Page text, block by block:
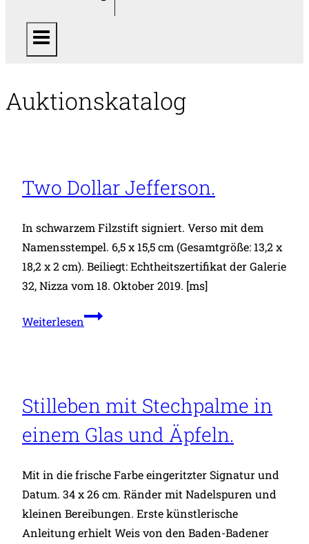
Auktionskatalog
Two Dollar Jefferson.
In schwarzem Filzstift signiert. Verso mit dem
Namensstempel. 6,5 x 15,5 cm (Gesamtgröße: 13,2 x
18,2 x 2 cm). Beiliegt: Echtheitszertifikat der Galerie
32, Nizza vom 18. Oktober 2019. [ms]
WeiterlesenTwo
Stilleben mit Stechpalme in
einem Glas und Äpfeln.
Mit in die frische Farbe eingeritzter Signatur und
Datum. 34 x 26 cm. Ränder mit Nadelspuren und
kleinen Bereibungen. Erste künstlerische
Anleitung erhielt Weis von den Baden-Badener